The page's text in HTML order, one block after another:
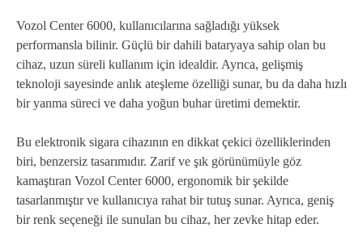
Vozol Center 6000, kullanıcılarına sağladığı yüksek
performansla bilinir. Güçlü bir dahili bataryaya sahip olan bu
cihaz, uzun süreli kullanım için idealdir. Ayrıca, gelişmiş
teknoloji sayesinde anlık ateşleme özelliği sunar, bu da daha hızlı
bir yanma süreci ve daha yoğun buhar üretimi demektir.
Bu elektronik sigara cihazının en dikkat çekici özelliklerinden
biri, benzersiz tasarımıdır. Zarif ve şık görünümüyle göz
kamaştıran Vozol Center 6000, ergonomik bir şekilde
tasarlanmıştır ve kullanıcıya rahat bir tutuş sunar. Ayrıca, geniş
bir renk seçeneği ile sunulan bu cihaz, her zevke hitap eder.